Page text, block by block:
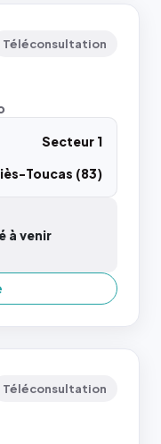
Téléconsultation
Secteur 1
Toucas (83)
à venir
Téléconsultation